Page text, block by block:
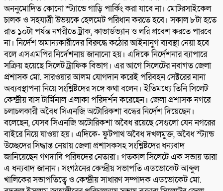
অননুমোদিত কোনো স্ট্যান্ডে গাড়ি পার্কিং করা যাবে না। মোটরসাইকেল
চালক ও সহযাত্রী উভয়কে হেলমেট পরিধান করতে হবে। সকাল ৮টা হতে
রাত ১০টা পর্যন্ত নগরীতে ট্রাক, কাভার্ডভ্যান ও লরি প্রবেশ করতে পারবে
না। নির্দেশ অমান্যকারীদের বিরুদ্ধে কঠোর আইনানুগ ব্যবস্থা নেয়া হবে
বলে এসএমপির নির্দেশনায় জানানো হয়। এদিকে নির্দেশনার ব্যাপারে
সক্রিয় হয়েছে সিলেট ট্রাফিক বিভাগ। এর আগে সিলেটের নবাগত জেলা
প্রশাসক মো. সারওয়ার আলম যোগদান করেই পরিবহন সেক্টরের নানা
অব্যবস্থাপনা নিয়ে সংশ্লিষ্টদের সঙ্গে কথা বলেন। ইতিমধ্যে তিনি সিলেট
কেন্দ্রীয় বাস টার্মিনাল এলাকা পরিদর্শন করেছেন। জেলা প্রশাসক নগরে
চলাচলকারী অবৈধ সিএনজি অটোরিকশা বন্ধের নির্দেশ দিয়েছেন।
বলেছেন, যেসব সিএনজি অটোরিকশা অবৈধ রয়েছে সেগুলো যেন নগরের
বাইরে নিয়ে যাওয়া হয়। এদিকে- ফুটপাথ অবৈধ দখলমুক্ত, অবৈধ স্ট্যান্ড
উচ্ছেদের সিদ্ধান্ত নেয়ায় জেলা প্রশাসকসহ সংশ্লিষ্টদের ধন্যবাদ
জানিয়েছেন গণদাবি পরিষদের নেতারা। গতকাল সিলেটে এক সভায় তারা
এ ধন্যবাদ জানান। সংগঠনের কেন্দ্রীয় সভাপতি এডভোকেট আব্দুল
খালিকের সভাপতিত্বে ও কেন্দ্রীয় সাধারণ সম্পাদক এডভোকেট মো.